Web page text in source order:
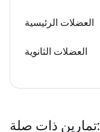
العضلات الرئيسية
العضلات الثانوية
تمارين ذات صلة: